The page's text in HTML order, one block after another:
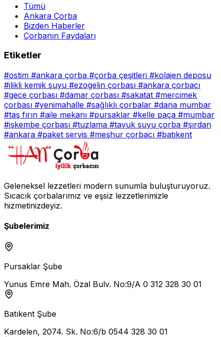
Tümü
Ankara Çorba
Bizden Haberler
Çorbanın Faydaları
Etiketler
#ostim #ankara çorba #çorba çeşitleri #kolajen deposu
#ilikli kemik suyu #ezogelin çorbası #ankara çorbacı
#gece çorbası #damar çorbası #sakatat #mercimek
çorbası #yenimahalle #sağlıklı çorbalar #dana mumbar
#taş fırın #aile mekanı #pursaklar #kelle paça #mumbar
#işkembe çorbası #tuzlama #tavuk suyu çorba #şırdan
#ankara #paket servis #meşhur çorbacı #batıkent
Geleneksel lezzetleri modern sunumla buluşturuyoruz.
Sıcacık çorbalarımız ve eşsiz lezzetlerimizle
hizmetinizdeyiz.
Şubelerimiz
Pursaklar Şube
Yunus Emre Mah. Özal Bulv. No:9/A 0 312 328 30 01
Batıkent Şube
Kardelen, 2074. Sk. No:6/b 0544 328 30 01